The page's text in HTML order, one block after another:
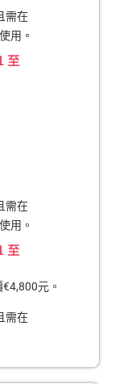
需在
用。
至
需在
用。
至
元。
需在